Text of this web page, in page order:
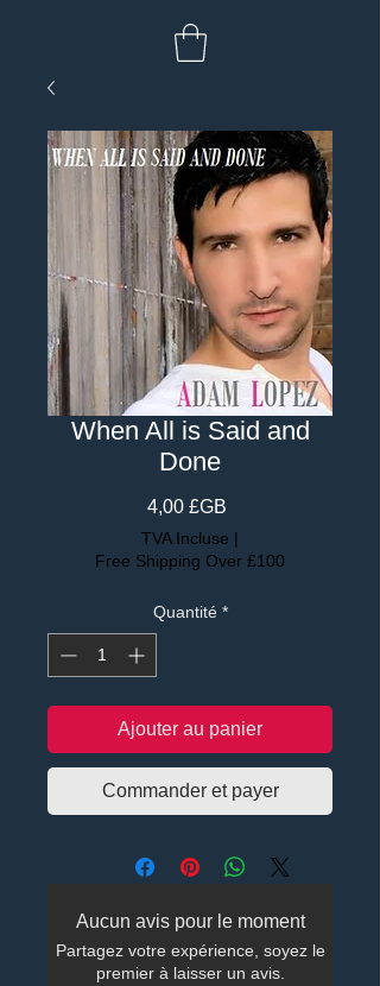
When All is Said and
Done
4,00 £GB
TVA Incluse |
Free Shipping Over £100
Quantité *
Ajouter au panier
Commander et payer
Aucun avis pour le moment
Partagez votre expérience, soyez le
premier à laisser un avis.